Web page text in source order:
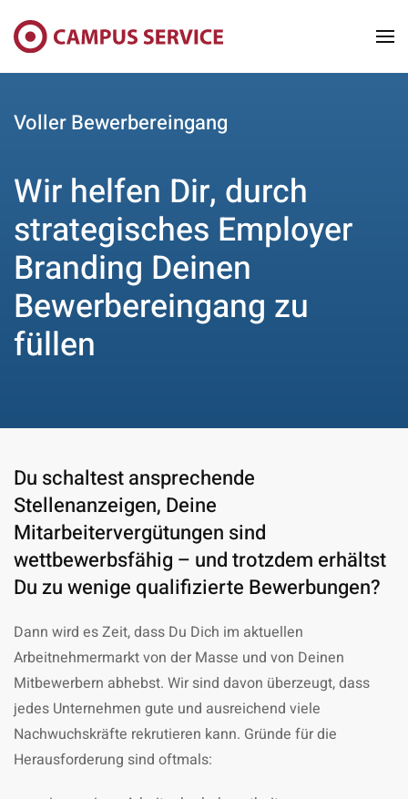
Skip to main content
Voller Bewerbereingang
Wir helfen Dir, durch
strategisches Employer
Branding Deinen
Bewerbereingang zu
füllen
Du schaltest ansprechende
Stellenanzeigen, Deine
Mitarbeitervergütungen sind
wettbewerbsfähig – und trotzdem erhältst
Du zu wenige qualifizierte Bewerbungen?
Dann wird es Zeit, dass Du Dich im aktuellen
Arbeitnehmermarkt von der Masse und von Deinen
Mitbewerbern abhebst. Wir sind davon überzeugt, dass
jedes Unternehmen gute und ausreichend viele
Nachwuchskräfte rekrutieren kann. Gründe für die
Herausforderung sind oftmals: